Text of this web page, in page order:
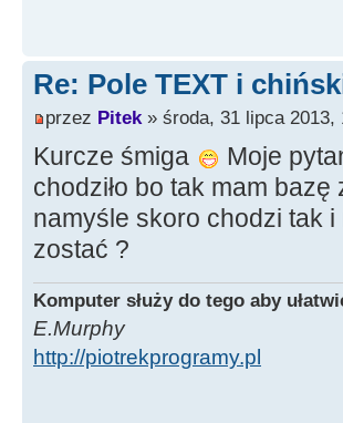
Re: Pole TEXT i
przez Pitek » środa, 31 lipca 2013,
Kurcze śmiga
Moje
chodziło bo tak mam
namyśle skoro chodzi tak
zostać ?
Komputer służy do tego aby
E.Murphy
http://piotrekprogramy.pl